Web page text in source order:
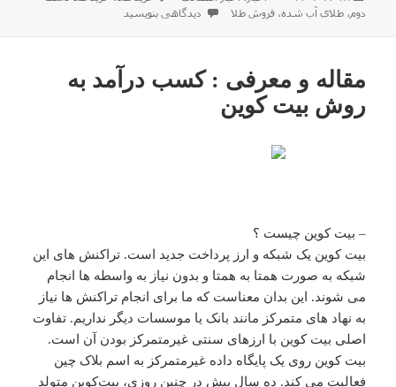
شدهدوم،طلای آب شده،فروش طلا برای توضیحات مختصر برای شناخت انواع طلا
دیدگاهی بنویسید
مقاله و معرفی : کسب درآمد به
روش بیت کوین
– بیت کوین چیست ؟
بیت کوین یک شبکه و ارز پرداخت جدید است. تراکنش های این
شبکه به صورت همتا به همتا و بدون نیاز به واسطه ها انجام
می شوند. این بدان معناست که ما برای انجام تراکنش ها نیاز
به نهاد های متمرکز مانند بانک یا موسسات دیگر نداریم. تفاوت
اصلی بیت کوین با ارزهای سنتی غیرمتمرکز بودن آن است.
بیت کوین روی یک پایگاه داده غیرمتمرکز به اسم بلاک چین
فعالیت می کند. ده سال پیش در چنین روزی، بیت‌کوین متولد